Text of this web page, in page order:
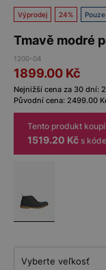
Výprodej 24%
Tmavě modré
1200-04
1899.00 Kč
Nejnižší cena za 30 dní:
Původní cena: 2499.00
Tento produkt
1519.20 Kč s
Vyberte veľkosť